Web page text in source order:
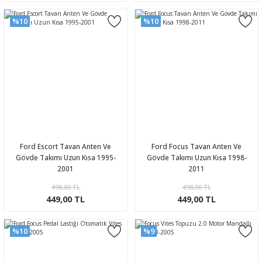
%10
Ford Escort Tavan Anten Ve
Gövde Takımı Uzun Kısa 1995-
2001
498,00 TL
449,00 TL
%10
Ford Focus Tavan Anten Ve
Gövde Takımı Uzun Kısa 1998-
2011
498,00 TL
449,00 TL
%10 %9